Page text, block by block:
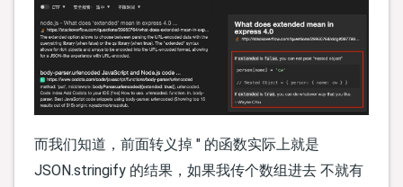
而我们知道，前面转义掉 " 的函数实际上就是
JSON.stringify 的结果，如果我传个数组进去 不就有